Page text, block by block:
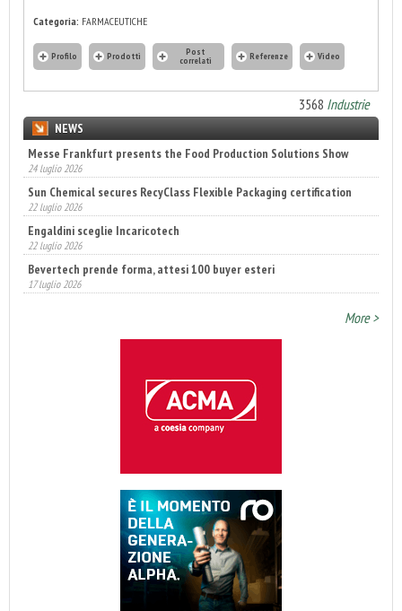
Categoria: FARMACEUTICHE
Profilo Prodotti Post
correlati Referenze Video
3568 Industrie
NEWS
Messe Frankfurt presents the Food Production Solutions Show
24 luglio 2026
Sun Chemical secures RecyClass Flexible Packaging certification
22 luglio 2026
Engaldini sceglie Incaricotech
22 luglio 2026
Bevertech prende forma, attesi 100 buyer esteri
17 luglio 2026
More >